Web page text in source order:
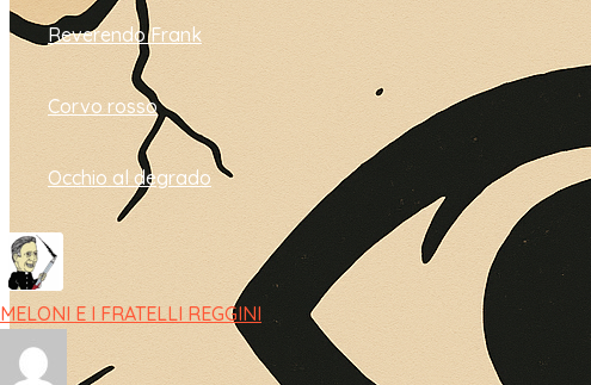
Reverendo Frank
Corvo rosso
Occhio al degrado
MELONI E I FRATELLI REGGINI